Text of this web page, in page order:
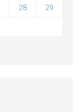
28 29